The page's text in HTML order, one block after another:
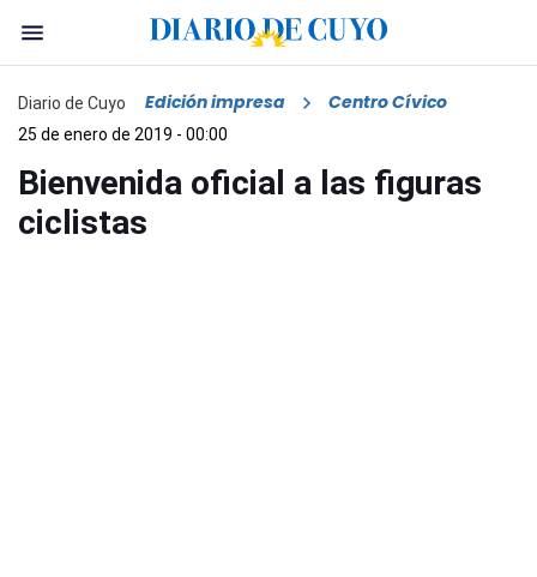
Diario de Cuyo Edición impresa Centro Cívico
25 de enero de 2019 - 00:00
Bienvenida oficial a las figuras
ciclistas